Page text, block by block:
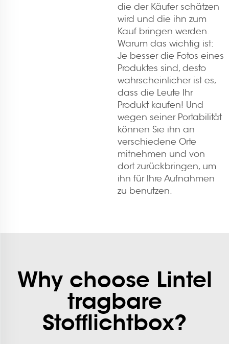
die der Käufer schätzen
wird und die ihn zum
Kauf bringen werden.
Warum das wichtig ist:
Je besser die Fotos eines
Produktes sind, desto
wahrscheinlicher ist es,
dass die Leute Ihr
Produkt kaufen! Und
wegen seiner Portabilität
können Sie ihn an
verschiedene Orte
mitnehmen und von
dort zurückbringen, um
ihn für Ihre Aufnahmen
zu benutzen.
Why choose Lintel
tragbare
Stofflichtbox?